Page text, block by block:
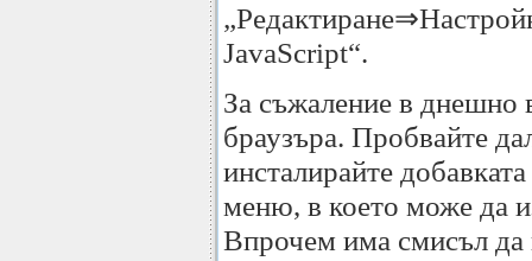
JavaScript“.
За съжаление в днешно
браузъра. Пробвайте
инсталирайте
меню, в което може да
Впрочем има смисъл да